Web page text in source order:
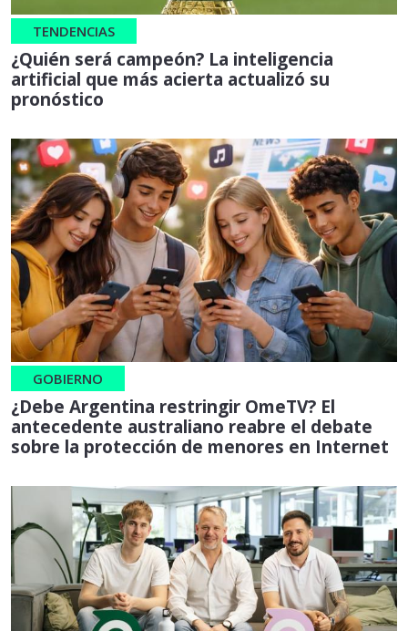
TENDENCIAS
¿Quién será campeón? La inteligencia
artificial que más acierta actualizó su
pronóstico
GOBIERNO
¿Debe Argentina restringir OmeTV? El
antecedente australiano reabre el debate
sobre la protección de menores en Internet